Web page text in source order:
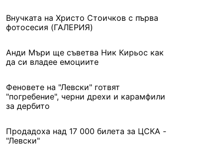
Внучката на Христо Стоичков с първа
фотосесия (ГАЛЕРИЯ)
Анди Мъри ще съветва Ник Кирьос как
да си владее емоциите
Феновете на "Левски" готвят
"погребение", черни дрехи и карамфили
за дербито
Продадоха над 17 000 билета за ЦСКА -
"Левски"